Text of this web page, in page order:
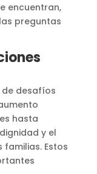
encuentran,
preguntas
de desafíos
hasta
y el
Estos